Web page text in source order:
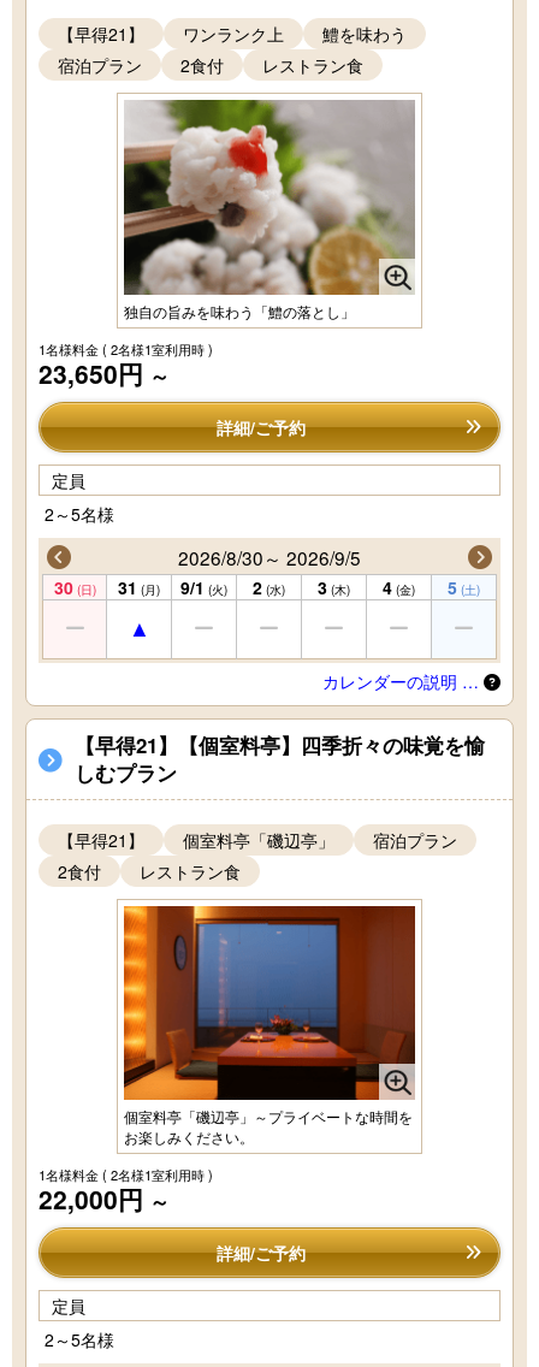
【早得21】 ワンランク上
鱧を味わう
宿泊プラン
2食付 レストラン食
独自の旨みを味わう「鱧の落とし」
1名様料金( 2名様1室利用時 )
23,650円 ～
詳細/ご予約
定員
2～5名様
2026/8/30～ 2026/9/5
30 (日) 31 (月) 9/1 (火) 2 (水) 3 (木) 4 (金) 5 (土)
カレンダーの説明 …
【早得21】【個室料亭】四季折々の味覚を愉
しむプラン
【早得21】 個室料亭「磯辺亭」
宿泊プラン
2食付
レストラン食
個室料亭「磯辺亭」～プライベートな時間を
お楽しみください。
1名様料金( 2名様1室利用時 )
22,000円 ～
詳細/ご予約
定員
2～5名様